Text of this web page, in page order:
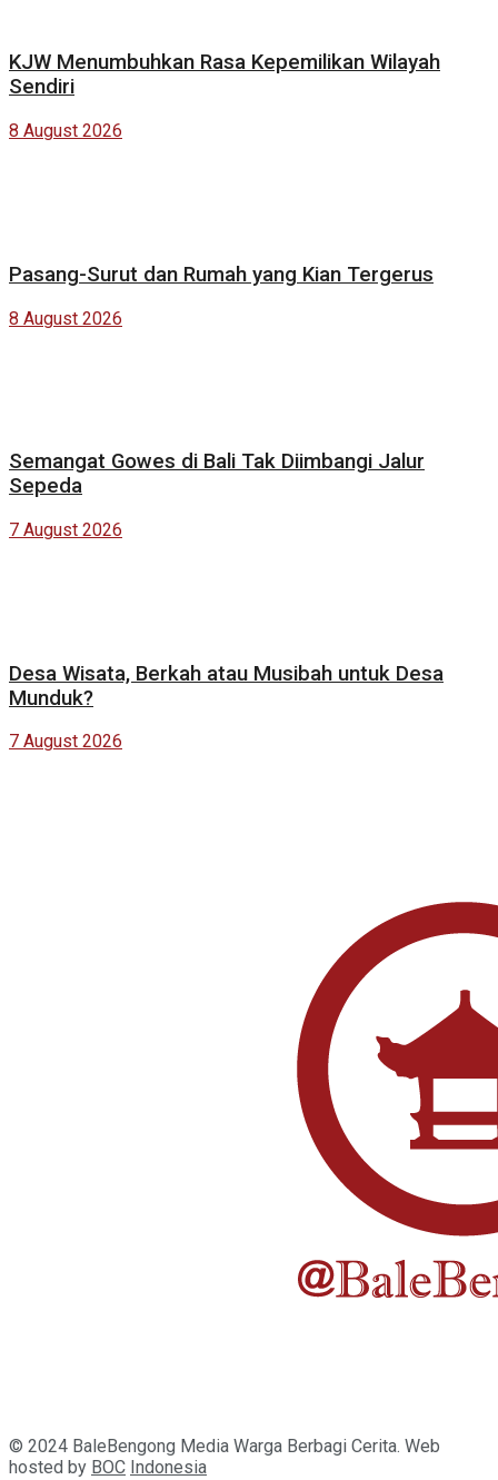
KJW Menumbuhkan Rasa Kepemilikan Wilayah
Sendiri
8 August 2026
Pasang-Surut dan Rumah yang Kian Tergerus
8 August 2026
Semangat Gowes di Bali Tak Diimbangi Jalur
Sepeda
7 August 2026
Desa Wisata, Berkah atau Musibah untuk Desa
Munduk?
7 August 2026
© 2024 BaleBengong Media Warga Berbagi Cerita. Web
hosted by BOC Indonesia